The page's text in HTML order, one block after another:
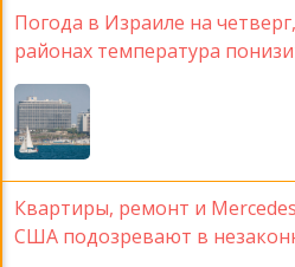
Погода в Израиле на
районах температура
Квартиры, ремонт и
США подозревают в